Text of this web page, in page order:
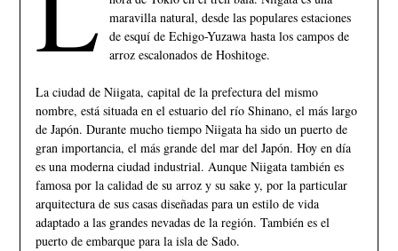
maravilla natural, desde las populares estaciones
de esquí de Echigo-Yuzawa hasta los campos de
arroz escalonados de Hoshitoge.
La ciudad de Niigata, capital de la prefectura del mismo
nombre, está situada en el estuario del río Shinano, el más largo
de Japón. Durante mucho tiempo Niigata ha sido un puerto de
gran importancia, el más grande del mar del Japón. Hoy en día
es una moderna ciudad industrial. Aunque Niigata también es
famosa por la calidad de su arroz y su sake y, por la particular
arquitectura de sus casas diseñadas para un estilo de vida
adaptado a las grandes nevadas de la región. También es el
puerto de embarque para la isla de Sado.